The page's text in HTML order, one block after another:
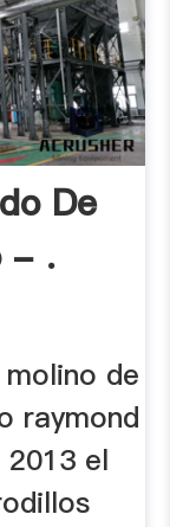
De
- .
de
raymond
el